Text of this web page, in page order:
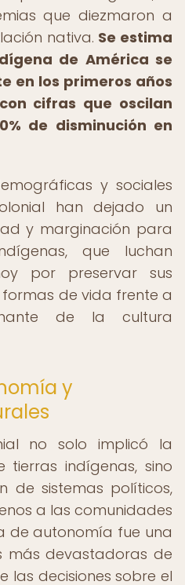
que diezmaron a
nativa. Se estima
de América se
en los primeros años
cifras que oscilan
de disminución en
y sociales
han dejado un
y marginación para
que luchan
por preservar sus
de vida frente a
de la cultura
y
no solo implicó la
indígenas, sino
de sistemas políticos,
a las comunidades
de autonomía fue una
más devastadoras de
las decisiones sobre el